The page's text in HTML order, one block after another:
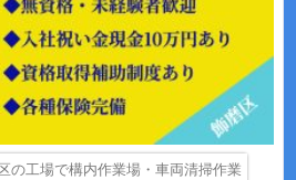
の工場で構内作業場・車両清掃作業